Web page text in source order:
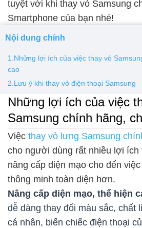
Pin Realme
Vỏ Huawei Vỏ Vivo
tuyệt vời khi thay vỏ Samsung
Smartphone của bạn nhé!
Nội dung chính
1.Những lợi ích của việc thay vỏ
cao
2.Lưu ý khi thay vỏ điện thoại Samsung
Những lợi ích của việc
Samsung chính hãng,
Việc thay vỏ lưng Samsung
cho người dùng rất nhiều lợi
nâng cấp diện mạo cho đến
thông minh toàn diện hơn.
Nâng cấp diện mạo, thể hiện
dễ dàng thay đổi màu sắc, chất
cá nhân, biến chiếc điện thoại